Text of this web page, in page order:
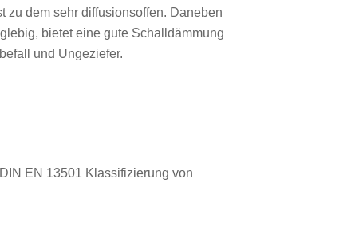
zu dem sehr diffusionsoffen. Daneben
bietet eine gute Schalldämmung
und Ungeziefer.
DIN EN 13501 Klassifizierung von